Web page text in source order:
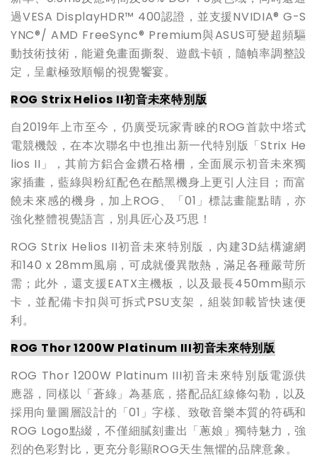
過VESA DisplayHDR™ 400認證，並支援NVIDIA® G-S
YNC®/ AMD FreeSync® Premium與ASUS可變超頻驅
動技術技術，能避免畫面撕裂、遊戲卡頓，隨幀率調整設
定，呈獻極致順暢的視覺饗宴。
ROG Strix Helios II初音未來特別版
自2019年上市至今，仍廣受玩家青睞的ROG首款中塔式
電競機殼，在本次聯名中也推出新一代特別版「Strix He
lios II」，其前方鋁合金鑽石格柵，全面展示初音未來獨
家插畫，藍綠與粉紅配色在酷黑機身上更引人注目；而富
饒未來感的機身，加上ROG、「01」標誌畫龍點睛，亦
強化整體視覺語言，別具匠心及巧思！
ROG Strix Helios II初音未來特別版，內建3D結構濾網
和140 x 28mm風扇，可成就優異散熱，滿足各種嚴苛所
需；此外，還支援EATX主機板，以及最長450mm顯示
卡，並配備卡扣與可拆式PSU支架，組裝卸載皆快速便
利。
ROG Thor 1200W Platinum III初音未來特別版
ROG Thor 1200W Platinum III初音未來特別版電源供
應器，同樣以「蒼綠」為基底，搭配品紅線條勾勒，以及
採用向量圖層設計的「01」字樣、致敬音樂本質的符碼和
ROG Logo點綴，不僅細膩刻畫出「蔥娘」獨特魅力，強
烈的色彩對比，更充分彰顯ROG天生無懼的品牌意象。